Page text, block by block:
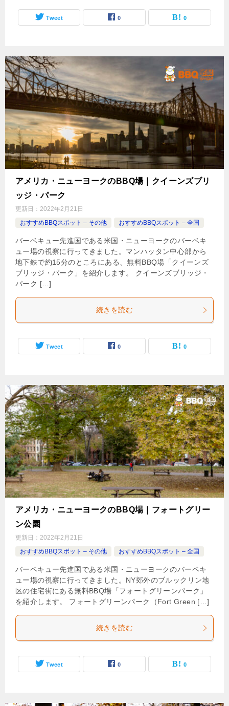
Tweet 0 0
アメリカ・ニューヨークのBBQ場｜クイーンズブリ
ッジ・パーク
更新日： 2022年2月21日
おすすめBBQスポット – その他
おすすめBBQスポット – 全国
バーベキュー先進国である米国・ニューヨークのバーベキ
ュー場の視察に行ってきました。マンハッタン中心部から
地下鉄で約15分のところにある、無料BBQ場「クイーンズ
ブリッジ・パーク」を紹介します。 クイーンズブリッジ・
パーク […]
続きを読む
Tweet 0 0
アメリカ・ニューヨークのBBQ場｜フォートグリー
ン公園
更新日： 2022年2月21日
おすすめBBQスポット – その他
おすすめBBQスポット – 全国
バーベキュー先進国である米国・ニューヨークのバーベキ
ュー場の視察に行ってきました。NY郊外のブルックリン地
区の住宅街にある無料BBQ場「フォートグリーンパーク」
を紹介します。 フォートグリーンパーク（Fort Green […]
続きを読む
Tweet 0 0